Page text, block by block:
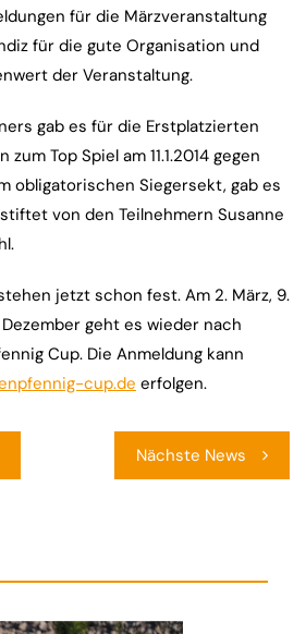
für die Märzveranstaltung
für die gute Organisation und
der Veranstaltung.
gab es für die Erstplatzierten
Top Spiel am 11.1.2014 gegen
obligatorischen Siegersekt, gab es
von den Teilnehmern Susanne
jetzt schon fest. Am 2. März, 9.
geht es wieder nach
Cup. Die Anmeldung kann
cup.de erfolgen.
Nächste News